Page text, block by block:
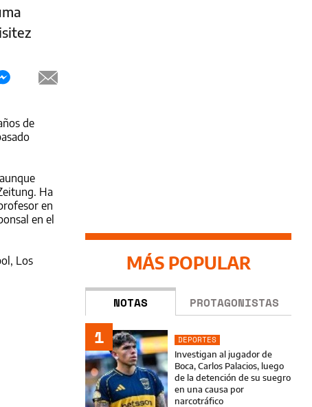
de
Ha
en
en el
Los
MÁS POPULAR
NOTAS PROTAGONISTAS
1
DEPORTES
Investigan al jugador de
Boca, Carlos Palacios, luego
de la detención de su suegro
en una causa por
narcotráfico